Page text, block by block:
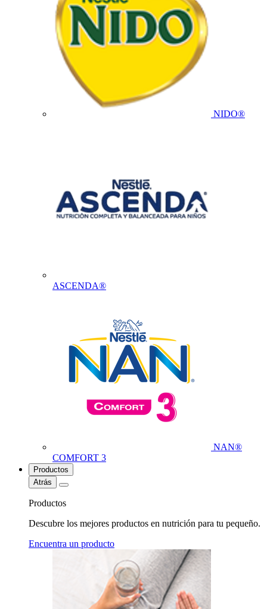
NIDO®
ASCENDA®
NAN®
COMFORT 3
Productos
Atrás
Productos
Descubre los mejores productos en nutrición para tu pequeño.
Encuentra un producto